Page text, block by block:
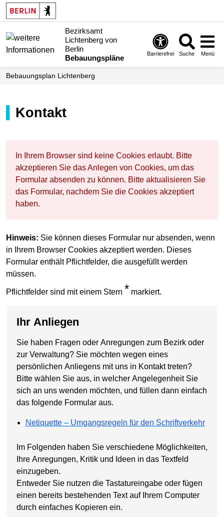
Bezirksamt
Lichtenberg von
Berlin
Bebauungspläne
Barrierefrei Suche Menü
Bebauungsplan Lichtenberg
Kontakt
In Ihrem Browser sind keine Cookies erlaubt. Bitte
akzeptieren Sie das Anlegen von Cookies, um das
Formular absenden zu können. Bitte aktualisieren Sie
das Formular, nachdem Sie die Cookies akzeptiert
haben.
Hinweis: Sie können dieses Formular nur absenden, wenn
in Ihrem Browser Cookies akzeptiert werden. Dieses
Formular enthält Pflichtfelder, die ausgefüllt werden
müssen.
Pflichtfelder sind mit einem Stern * markiert.
Ihr Anliegen
Sie haben Fragen oder Anregungen zum Bezirk oder
zur Verwaltung? Sie möchten wegen eines
persönlichen Anliegens mit uns in Kontakt treten?
Bitte wählen Sie aus, in welcher Angelegenheit Sie
sich an uns wenden möchten, und füllen dann einfach
das folgende Formular aus.
Netiquette – Umgangsregeln für den Schriftverkehr
Im Folgenden haben Sie verschiedene Möglichkeiten,
Ihre Anregungen, Kritik und Ideen in das Textfeld
einzugeben.
Entweder Sie nutzen die Tastatureingabe oder fügen
einen bereits bestehenden Text auf Ihrem Computer
durch einfaches Kopieren ein.